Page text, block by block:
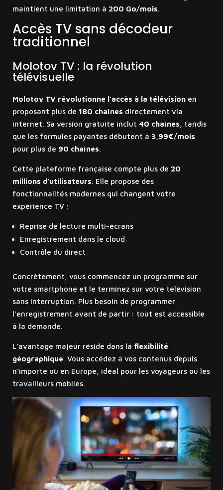
maintient une limitation à 200 Go/mois.
Accès TV sans décodeur
traditionnel
Molotov TV : la révolution
télévisuelle
Molotov TV révolutionne l’accès à la télévisionen
proposant plus de 180 chaînes directement via
internet. Sa version gratuite inclut 40 chaînes , tandis
que les formules payantes débutent à 3,99€/mois
pour plus de 90 chaînes.
Cette plateforme française compte plus de 20
millions d’utilisateurs. Elle propose des
fonctionnalités modernes qui changent votre
expérience TV :
Reprise de lecture multi-écrans
Enregistrement dans le cloud
Contrôle du direct
Concrètement, vous commencez un programme sur
votre smartphone et le terminez sur votre télévision
sans interruption. Plus besoin de programmer
l’enregistrement avant de partir : tout est accessible
à la demande.
L’avantage majeur réside dans la flexibilité
géographique. Vous accédez à vos contenus depuis
n’importe où en Europe, idéal pour les voyageurs ou les
travailleurs mobiles.